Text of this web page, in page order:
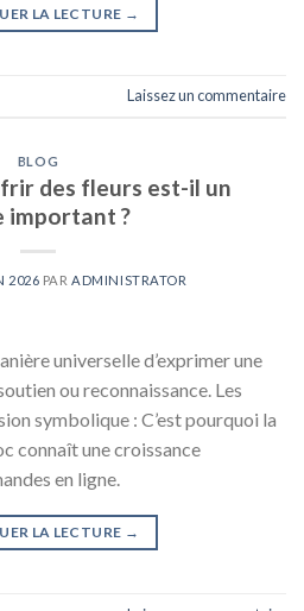
LA LECTURE →
Laissez un commentaire
BLOG
des fleurs est-il un
important ?
2026 PARADMINISTRATOR
universelle d’exprimer une
ou reconnaissance. Les
symbolique : C’est pourquoi la
connaît une croissance
en ligne.
LA LECTURE →